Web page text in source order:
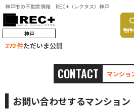
神戸市の不動産情報 REC+（レクタス）神戸
神戸 物
272 件ただいま公開
CONTACT マンショ
お問い合わせするマンション